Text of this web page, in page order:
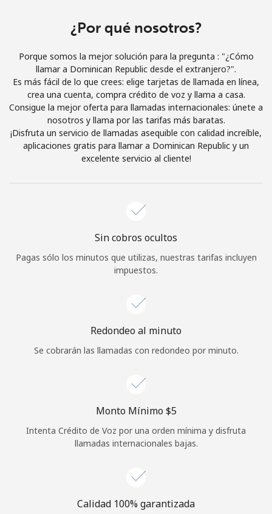
o
Continuar con
¿Por qué nosotros?
Porque somos la mejor solución para la pregunta : "¿Cómo
llamar a Dominican Republic desde el extranjero?".
Es más fácil de lo que crees: elige tarjetas de llamada en línea,
crea una cuenta, compra crédito de voz y llama a casa.
Consigue la mejor oferta para llamadas internacionales: únete a
nosotros y llama por las tarifas más baratas.
¡Disfruta un servicio de llamadas asequible con calidad increíble,
aplicaciones gratis para llamar a Dominican Republic y un
excelente servicio al cliente!
Sin cobros ocultos
Pagas sólo los minutos que utilizas, nuestras tarifas incluyen
impuestos.
Redondeo al minuto
Se cobrarán las llamadas con redondeo por minuto.
Monto Mínimo ⁦$5⁩
Intenta Crédito de Voz por una orden mínima y disfruta
llamadas internacionales bajas.
Calidad 100% garantizada